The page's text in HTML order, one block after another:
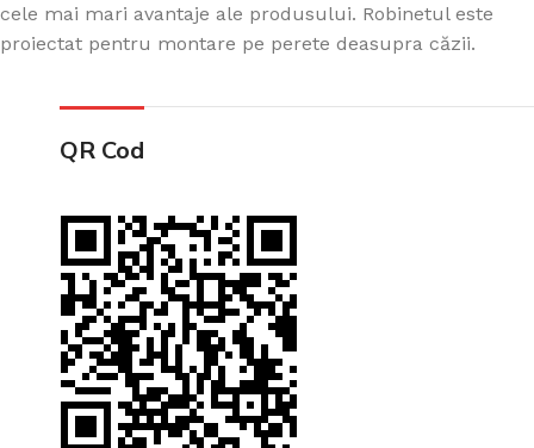
cele mai mari avantaje ale produsului. Robinetul este
proiectat pentru montare pe perete deasupra căzii.
QR Cod